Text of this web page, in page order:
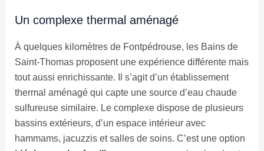
Un complexe thermal aménagé
À quelques kilomètres de Fontpédrouse, les Bains de
Saint-Thomas proposent une expérience différente mais
tout aussi enrichissante. Il s’agit d’un établissement
thermal aménagé qui capte une source d’eau chaude
sulfureuse similaire. Le complexe dispose de plusieurs
bassins extérieurs, d’un espace intérieur avec
hammams, jacuzzis et salles de soins. C’est une option